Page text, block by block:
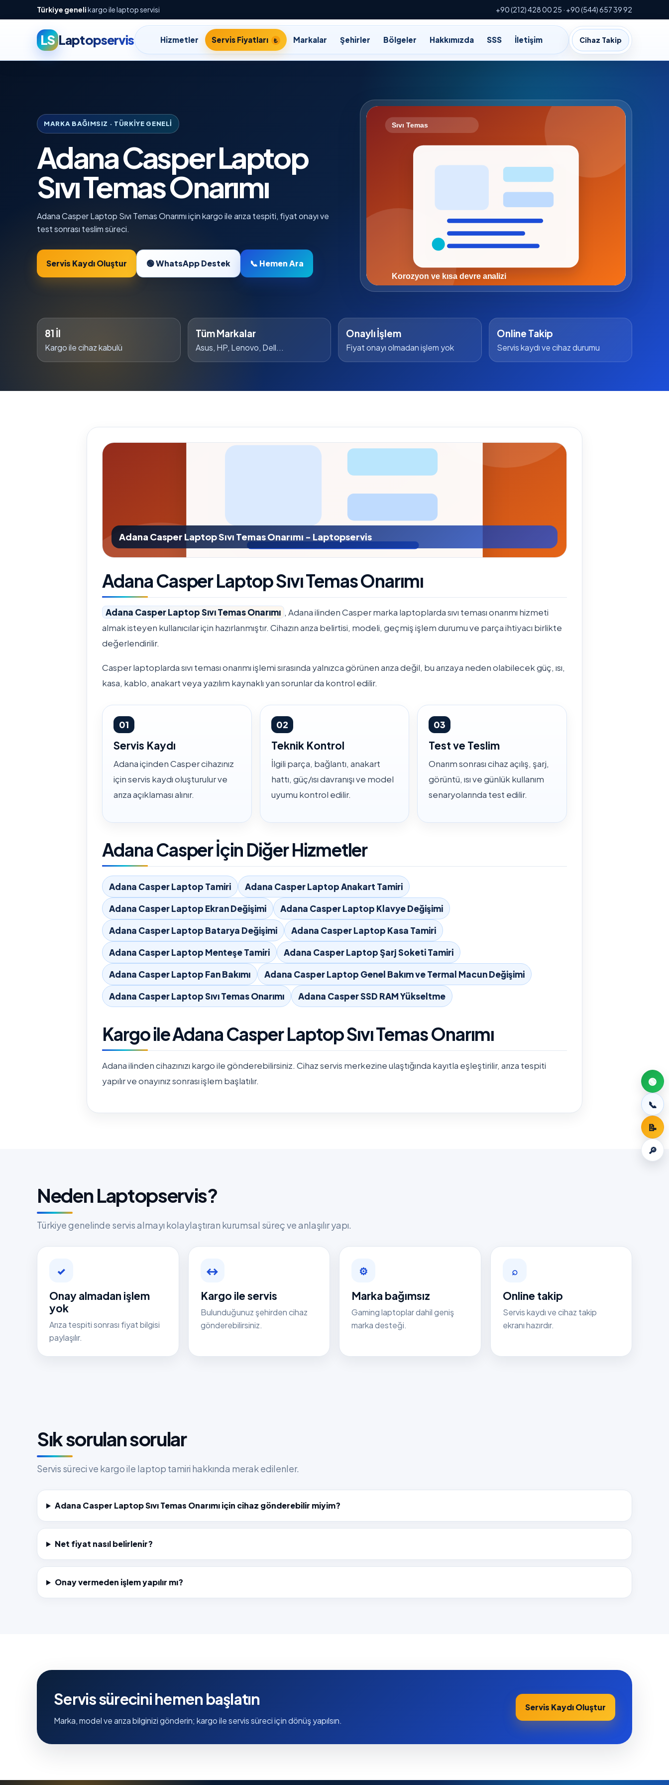
Türkiye genelikargo ile laptop servisi +90 (212) 428 00 25 · +90 (544) 657 39 92
LS Laptopservis Hizmetler Servis Fiyatları Markalar Şehirler Bölgeler Hakkımızda SSS İletişim Cihaz Takip
🟢
📞
📝
🔎
MARKA BAĞIMSIZ · TÜRKIYE GENELI
Adana Casper Laptop
Sıvı Temas Onarımı
Adana Casper Laptop Sıvı Temas Onarımı için kargo ile arıza tespiti, fiyat onayı ve
test sonrası teslim süreci.
Servis Kaydı Oluştur 🟢 WhatsApp Destek 📞 Hemen Ara
81 İl
Kargo ile cihaz kabulü
Tüm Markalar
Asus, HP, Lenovo, Dell...
Onaylı İşlem
Fiyat onayı olmadan işlem yok
Online Takip
Servis kaydı ve cihaz durumu
Adana Casper Laptop Sıvı Temas Onarımı - Laptopservis
Adana Casper Laptop Sıvı Temas Onarımı
Adana Casper Laptop Sıvı Temas Onarımı , Adana ilinden Casper marka laptoplarda sıvı teması onarımı hizmeti
almak isteyen kullanıcılar için hazırlanmıştır. Cihazın arıza belirtisi, modeli, geçmiş işlem durumu ve parça ihtiyacı birlikte
değerlendirilir.
Casper laptoplarda sıvı teması onarımı işlemi sırasında yalnızca görünen arıza değil, bu arızaya neden olabilecek güç, ısı,
kasa, kablo, anakart veya yazılım kaynaklı yan sorunlar da kontrol edilir.
01
Servis Kaydı
Adana içinden Casper cihazınız
için servis kaydı oluşturulur ve
arıza açıklaması alınır.
02
Teknik Kontrol
İlgili parça, bağlantı, anakart
hattı, güç/ısı davranışı ve model
uyumu kontrol edilir.
03
Test ve Teslim
Onarım sonrası cihaz açılış, şarj,
görüntü, ısı ve günlük kullanım
senaryolarında test edilir.
Adana Casper İçin Diğer Hizmetler
Adana Casper Laptop Tamiri
Adana Casper Laptop Anakart Tamiri
Adana Casper Laptop Ekran Değişimi
Adana Casper Laptop Klavye Değişimi
Adana Casper Laptop Batarya Değişimi
Adana Casper Laptop Kasa Tamiri
Adana Casper Laptop Menteşe Tamiri
Adana Casper Laptop Şarj Soketi Tamiri
Adana Casper Laptop Fan Bakımı
Adana Casper Laptop Genel Bakım ve Termal Macun Değişimi
Adana Casper Laptop Sıvı Temas Onarımı
Adana Casper SSD RAM Yükseltme
Kargo ile Adana Casper Laptop Sıvı Temas Onarımı
Adana ilinden cihazınızı kargo ile gönderebilirsiniz. Cihaz servis merkezine ulaştığında kayıtla eşleştirilir, arıza tespiti
yapılır ve onayınız sonrası işlem başlatılır.
Neden Laptopservis?
Türkiye genelinde servis almayı kolaylaştıran kurumsal süreç ve anlaşılır yapı.
✓
Onay almadan işlem
yok
Arıza tespiti sonrası fiyat bilgisi
paylaşılır.
↔
Kargo ile servis
Bulunduğunuz şehirden cihaz
gönderebilirsiniz.
⚙
Marka bağımsız
Gaming laptoplar dahil geniş
marka desteği.
⌕
Online takip
Servis kaydı ve cihaz takip
ekranı hazırdır.
Sık sorulan sorular
Servis süreci ve kargo ile laptop tamiri hakkında merak edilenler.
Adana Casper Laptop Sıvı Temas Onarımı için cihaz gönderebilir miyim?
Net fiyat nasıl belirlenir?
Onay vermeden işlem yapılır mı?
Servis sürecini hemen başlatın
Marka, model ve arıza bilginizi gönderin; kargo ile servis süreci için dönüş yapılsın.
Servis Kaydı Oluştur